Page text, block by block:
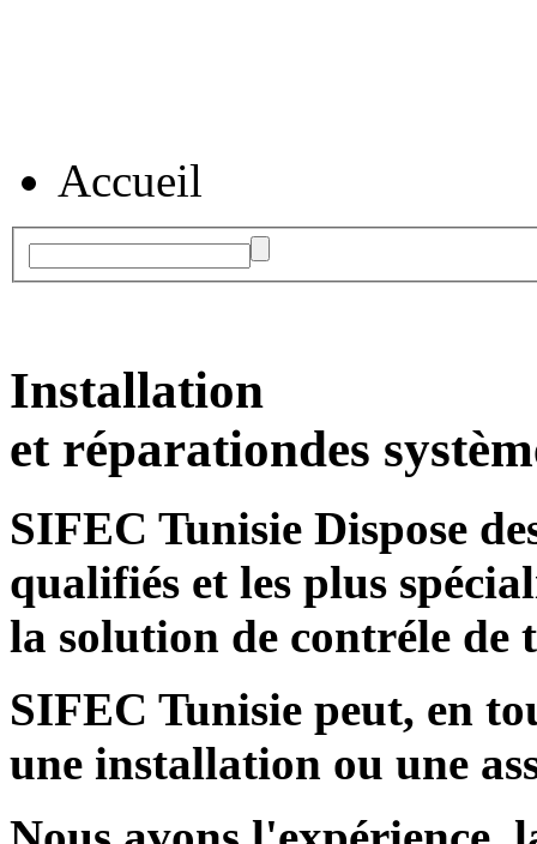
Accueil
Installation
et réparationdes
SIFEC Tunisie Dispose
qualifiés et les plus
la solution de contréle de
SIFEC Tunisie peut, en
une installation ou une